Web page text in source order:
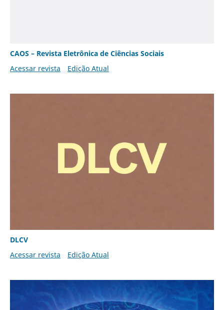
CAOS – Revista Eletrônica de Ciências Sociais
Acessar revista
Edição Atual
DLCV
Acessar revista
Edição Atual